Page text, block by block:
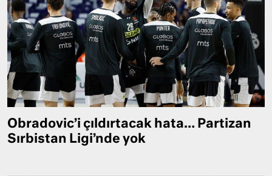
Obradovic’i çıldırtacak hata… Partizan
Sırbistan Ligi’nde yok